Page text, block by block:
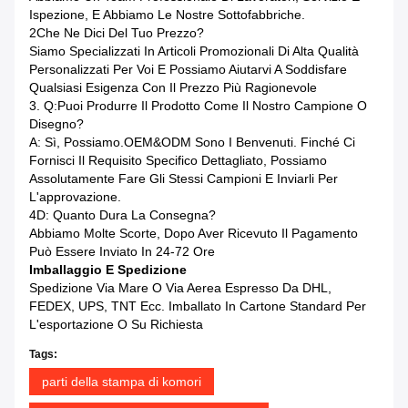
Ispezione, E Abbiamo Le Nostre Sottofabbriche.
2Che Ne Dici Del Tuo Prezzo?
Siamo Specializzati In Articoli Promozionali Di Alta Qualità
Personalizzati Per Voi E Possiamo Aiutarvi A Soddisfare
Qualsiasi Esigenza Con Il Prezzo Più Ragionevole
3. Q:Puoi Produrre Il Prodotto Come Il Nostro Campione O
Disegno?
A: Sì, Possiamo.OEM&ODM Sono I Benvenuti. Finché Ci
Fornisci Il Requisito Specifico Dettagliato, Possiamo
Assolutamente Fare Gli Stessi Campioni E Inviarli Per
L'approvazione.
4D: Quanto Dura La Consegna?
Abbiamo Molte Scorte, Dopo Aver Ricevuto Il Pagamento
Può Essere Inviato In 24-72 Ore
Imballaggio E Spedizione
Spedizione Via Mare O Via Aerea Espresso Da DHL,
FEDEX, UPS, TNT Ecc. Imballato In Cartone Standard Per
L'esportazione O Su Richiesta
Tags:
parti della stampa di komori